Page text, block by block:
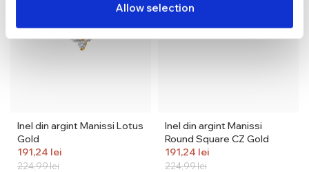
Allow selection
Inel din argint Manissi Lotus
Gold
224,99lei
191,24 lei
Inel din argint Manissi
Round Square CZ Gold
224,99lei
191,24 lei